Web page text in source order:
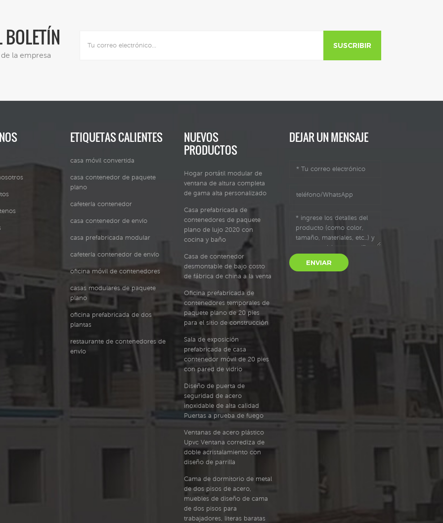
la empresa
SUSCRIBIR
ETIQUETAS CALIENTES
casa móvil convertida
casa contenedor de paquete
plano
cafetería contenedor
casa contenedor de envío
casa prefabricada modular
cafetería contenedor de envío
oficina móvil de contenedores
casas modulares de paquete
plano
oficina prefabricada de dos
plantas
restaurante de contenedores de
envío
NUEVOS
PRODUCTOS
Hogar portátil modular de
ventana de altura completa
de gama alta personalizado
Casa prefabricada de
contenedores de paquete
plano de lujo 2020 con
cocina y baño
Casa de contenedor
desmontable de bajo costo
de fábrica de china a la venta
Oficina prefabricada de
contenedores temporales de
paquete plano de 20 pies
para el sitio de construcción
Sala de exposición
prefabricada de casa
contenedor móvil de 20 pies
con pared de vidrio
Diseño de puerta de
seguridad de acero
inoxidable de alta calidad
Puertas a prueba de fuego
Ventanas de acero plástico
Upvc Ventana corrediza de
doble acristalamiento con
diseño de parrilla
Cama de dormitorio de metal
de dos pisos de acero,
muebles de diseño de cama
de dos pisos para
trabajadores, literas baratas
DEJAR UN MENSAJE
ENVIAR